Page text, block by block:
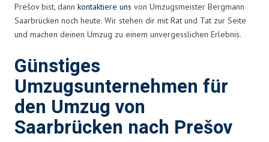
Prešov bist, dann kontaktiere uns von Umzugsmeister Bergmann
Saarbrücken noch heute. Wir stehen dir mit Rat und Tat zur Seite
und machen deinen Umzug zu einem unvergesslichen Erlebnis.
Günstiges
Umzugsunternehmen für
den Umzug von
Saarbrücken nach Prešov